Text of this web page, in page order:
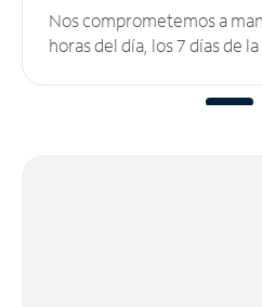
Nos comprometemos a
horas del día, los 7 días de la